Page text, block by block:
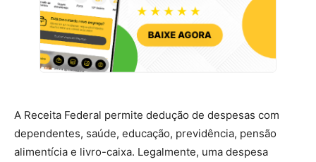
A Receita Federal permite dedução de despesas com
dependentes, saúde, educação, previdência, pensão
alimentícia e livro-caixa. Legalmente, uma despesa